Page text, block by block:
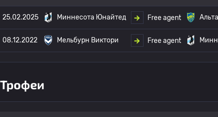
25.02.2025 Миннесота Юнайтед Free agent Альта
08.12.2022 Мельбурн Виктори Free agent
Трофеи